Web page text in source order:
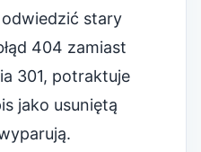
stary
404 zamiast
301, potraktuje
jako usuniętą